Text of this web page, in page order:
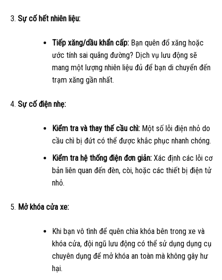
Sự cố hết nhiên liệu:
Tiếp xăng/dầu khẩn cấp:Bạn quên đổ xăng hoặc
ước tính sai quãng đường? Dịch vụ lưu động sẽ
mang một lượng nhiên liệu đủ để bạn di chuyển đến
trạm xăng gần nhất.
Sự cố điện nhẹ:
Kiểm tra và thay thế cầu chì:Một số lỗi điện nhỏ do
cầu chì bị đứt có thể được khắc phục nhanh chóng.
Kiểm tra hệ thống điện đơn giản:Xác định các lỗi cơ
bản liên quan đến đèn, còi, hoặc các thiết bị điện tử
nhỏ.
Mở khóa cửa xe:
Khi bạn vô tình để quên chìa khóa bên trong xe và
khóa cửa, đội ngũ lưu động có thể sử dụng dụng cụ
chuyên dụng để mở khóa an toàn mà không gây hư
hại.